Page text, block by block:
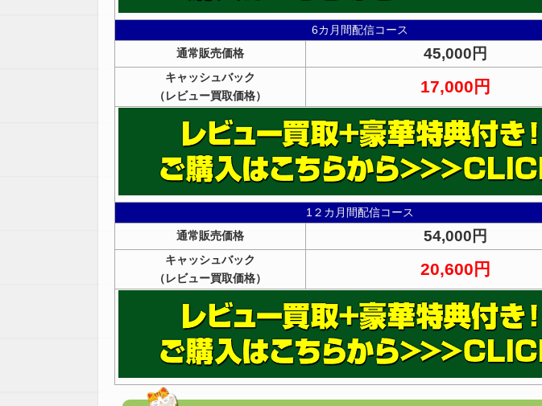
6カ月間配信コース
通常販売価格
45,000円
キャッシュバック
（レビュー買取価格）
17,000円
1２カ月間配信コース
通常販売価格
54,000円
キャッシュバック
（レビュー買取価格）
20,600円